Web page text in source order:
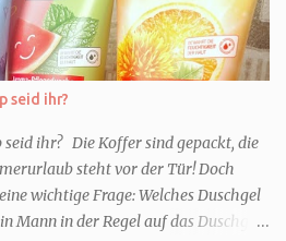
seid ihr?
ihr? Die Koffer sind gepackt, die
steht vor der Tür! Doch
wichtige Frage: Welches Duschgel
Mann in der Regel auf das Duschgel